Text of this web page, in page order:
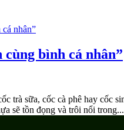
bình cá nhân”
trà sữa, cốc cà phê hay cốc
sẽ tồn đọng và trôi nổi trong...